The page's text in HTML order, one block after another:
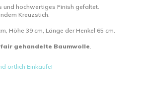
und hochwertiges Finish gefaltet.
Kreuzstich.
Höhe 39 cm, Länge der Henkel 65 cm.
gehandelte Baumwolle.
örtlich Einkäufe!